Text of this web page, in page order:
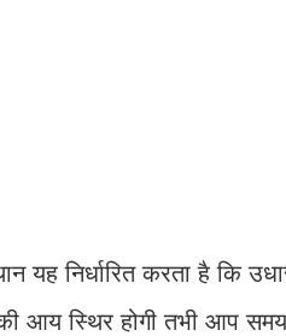
यह निर्धारित करता है कि
आय स्थिर होगी तभी आप